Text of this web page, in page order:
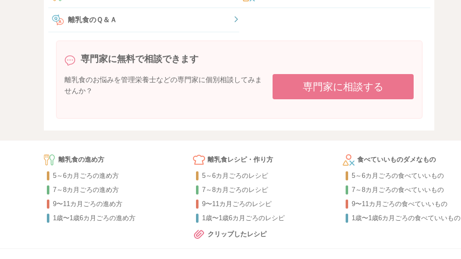
離乳食のＱ＆Ａ
専門家に無料で相談できます
離乳食のお悩みを管理栄養士などの専門家に個別相談してみま
せんか？
専門家に相談する
離乳食の進め方
5～6カ月ごろの進め方
7～8カ月ごろの進め方
9〜11カ月ごろの進め方
1歳〜1歳6カ月ごろの進め方
離乳食レシピ・作り方
5～6カ月ごろのレシピ
7～8カ月ごろのレシピ
9〜11カ月ごろのレシピ
1歳〜1歳6カ月ごろのレシピ
クリップしたレシピ
食べていいものダメなもの
5～6カ月ごろの食べていいもの
7～8カ月ごろの食べていいもの
9〜11カ月ごろの食べていいもの
1歳〜1歳6カ月ごろの食べていいもの